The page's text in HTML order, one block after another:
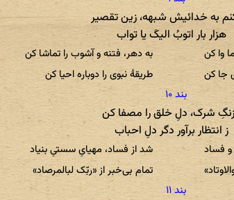
به خدائیش شبهه، زین تقصیر
هزار بار اتوبُ الیکَ یا تواب
وا کن
به دهر، فتنه و آشوب را تماشا کن
جا کن
طریقهٔ نبوی را دوباره احیا کن
شرک، دلِ خلق را مصفا کن
ز انتظار برآور دگر دلِ احباب
فساد
شد از فساد، مهیایِ سستیِ بنیاد
تمام بی‌خبر از «ربّک لبالمرصاد»